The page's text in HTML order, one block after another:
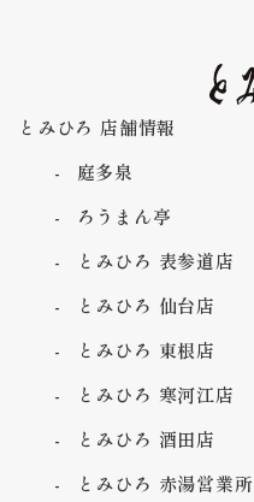
とみひろ 店舗情報
庭多泉
ろうまん亭
とみひろ 表参道店
とみひろ 仙台店
とみひろ 東根店
とみひろ 寒河江店
とみひろ 酒田店
とみひろ 赤湯営業所